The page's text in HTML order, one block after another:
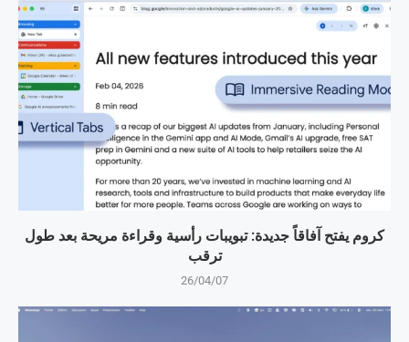
كروم يفتح آفاقاً جديدة: تبويبات رأسية وقراءة مريحة بعد طول
ترقب
26/04/07